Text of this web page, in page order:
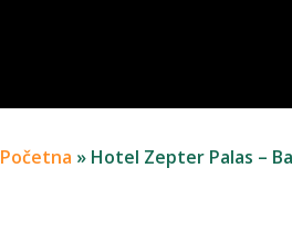
Početna » Hotel Zepter Palas –